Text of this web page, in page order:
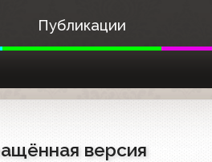
Публикации
версия